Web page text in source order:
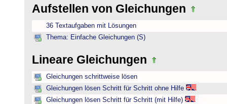
Aufstellen von Gleichungen
36 Textaufgaben mit Lösungen
Thema: Einfache Gleichungen (S)
Lineare Gleichungen
Gleichungen schrittweise lösen
Gleichungen lösen Schritt für Schritt ohne Hilfe
Gleichungen lösen Schritt für Schritt (mit Hilfe)